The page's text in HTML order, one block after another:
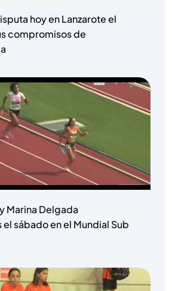
hoy en Lanzarote el
compromisos de
Marina Delgada
sábado en el Mundial Sub